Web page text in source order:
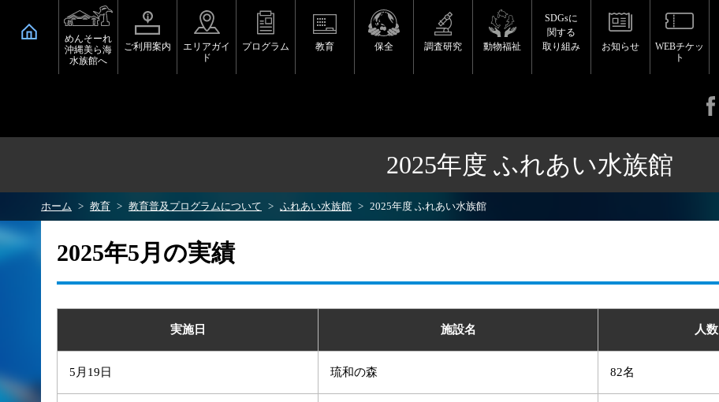
めんそーれ
沖縄美ら海
水族館へ
ご利用案内
エリアガイ
ド
プログラム 教育 保全 調査研究 動物福祉
SDGsに
関する
取り組み
お知らせ
WEBチケッ
ト
2025年度 ふれあい水族館
ホーム 教育 教育普及プログラムについて ふれあい水族館 2025年度 ふれあい水族館
2025年5月の実績
実施日 施設名 人数
5月19日 琉和の森 82名